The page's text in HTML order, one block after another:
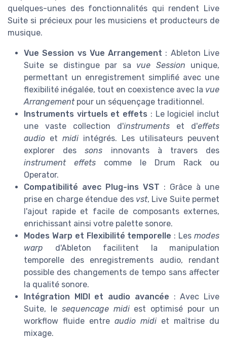
quelques-unes des fonctionnalités qui rendent Live
Suite si précieux pour les musiciens et producteurs de
musique.
Vue Session vs Vue Arrangement : Ableton Live
Suite se distingue par sa vue Session unique,
permettant un enregistrement simplifié avec une
flexibilité inégalée, tout en coexistence avec la vue
Arrangementpour un séquençage traditionnel.
Instruments virtuels et effets : Le logiciel inclut
une vaste collection d'instruments et d'effets
audio et midi intégrés. Les utilisateurs peuvent
explorer dessons innovants à travers des
instrument effets comme le Drum Rack ou
Operator.
Compatibilité avec Plug-ins VST : Grâce à une
prise en charge étendue des vst, Live Suite permet
l'ajout rapide et facile de composants externes,
enrichissant ainsi votre palette sonore.
Modes Warp et Flexibilité temporelle : Lesmodes
warp d'Ableton facilitent la manipulation
temporelle des enregistrements audio, rendant
possible des changements de tempo sans affecter
la qualité sonore.
Intégration MIDI et audio avancée : Avec Live
Suite, le sequencage midiest optimisé pour un
workflow fluide entre audio midi et maîtrise du
mixage.